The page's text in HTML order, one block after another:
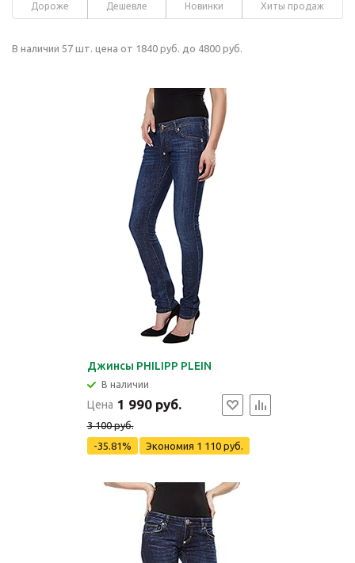
Дороже Дешевле Новинки Хиты продаж
В наличии 57 шт. цена от 1840 руб. до 4800 руб.
Джинсы PHILIPP PLEIN
В наличии
Цена 1 990 руб.
3 100 руб.
-35.81%
Экономия 1 110 руб.